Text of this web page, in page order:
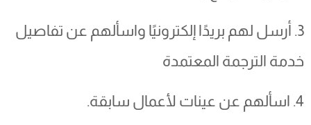
3. أرسل لهم بريدًا إلكترونيًا واسألهم عن تفاصيل
خدمة الترجمة المعتمدة
4. اسألهم عن عينات لأعمال سابقة.